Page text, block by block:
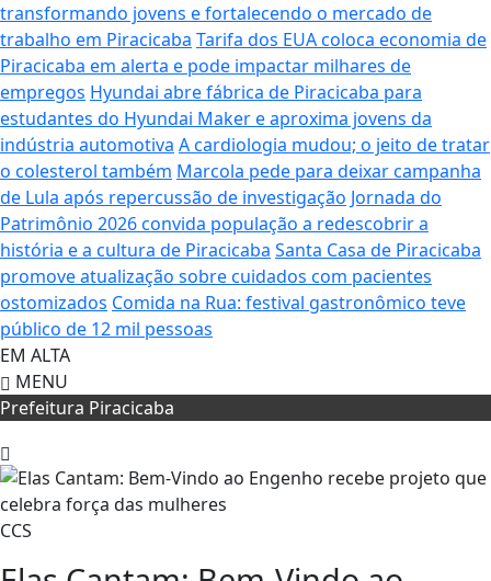
transformando jovens e fortalecendo o mercado de
trabalho em Piracicaba Tarifa dos EUA coloca economia de
Piracicaba em alerta e pode impactar milhares de
empregos Hyundai abre fábrica de Piracicaba para
estudantes do Hyundai Maker e aproxima jovens da
indústria automotiva A cardiologia mudou; o jeito de tratar
o colesterol também Marcola pede para deixar campanha
de Lula após repercussão de investigação Jornada do
Patrimônio 2026 convida população a redescobrir a
história e a cultura de Piracicaba Santa Casa de Piracicaba
promove atualização sobre cuidados com pacientes
ostomizados Comida na Rua: festival gastronômico teve
público de 12 mil pessoas
EM ALTA
MENU
Prefeitura Piracicaba
CCS